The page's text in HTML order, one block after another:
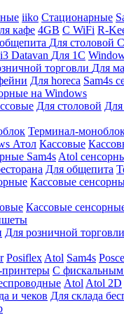
iiko Стационарные
кафе 4GB С WiFi R-
Для столовой
Datavan Для 1С
торговли Для
Для horeca Sam4s
на Windows
Для столовой
Терминал-
Атол Кассовые
Sam4s Atol
Для общепита
Кассовые
Кассовые
Для розничной торговли
Posiflex Atol Sam4s
принтеры С фискальным
Atol Atol 2D
и чеков Для склада